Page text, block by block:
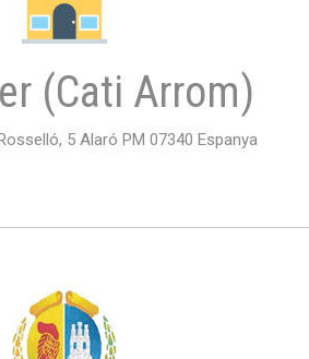
(Cati Arrom)
5 Alaró PM 07340 Espanya